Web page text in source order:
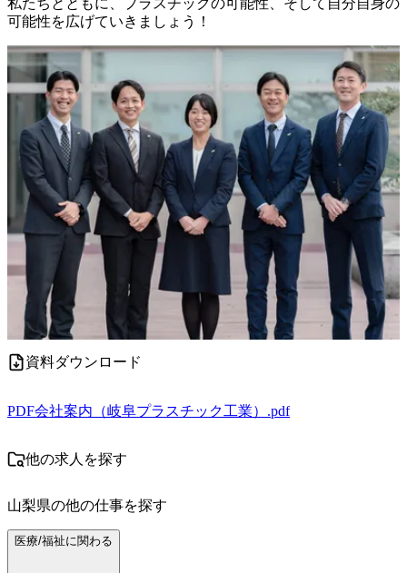
私たちとともに、プラスチックの可能性、そして自分自身の
可能性を広げていきましょう！
資料ダウンロード
PDF会社案内（岐阜プラスチック工業）.pdf
他の求人を探す
山梨県の他の仕事を探す
医療/福祉に関わる